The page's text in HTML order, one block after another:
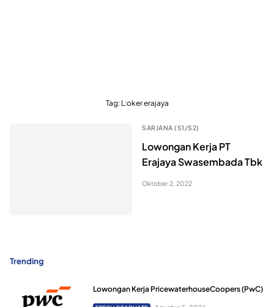
Tag: L:oker erajaya
SARJANA (S1/S2)
Lowongan Kerja PT
Erajaya Swasembada Tbk
Oktober 2, 2022
Trending
Lowongan Kerja PricewaterhouseCoopers (PwC)